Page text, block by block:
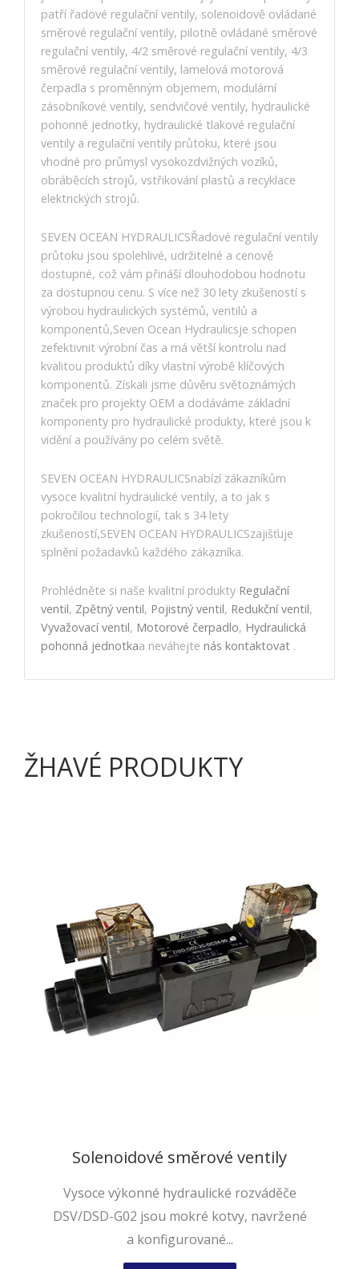
patří řadové regulační ventily, solenoidově ovládané
směrové regulační ventily, pilotně ovládané směrové
regulační ventily, 4/2 směrové regulační ventily, 4/3
směrové regulační ventily, lamelová motorová
čerpadla s proměnným objemem, modulární
zásobníkové ventily, sendvičové ventily, hydraulické
pohonné jednotky, hydraulické tlakové regulační
ventily a regulační ventily průtoku, které jsou
vhodné pro průmysl vysokozdvižných vozíků,
obráběcích strojů, vstřikování plastů a recyklace
elektrických strojů.
SEVEN OCEAN HYDRAULICSŘadové regulační ventily
průtoku jsou spolehlivé, udržitelné a cenově
dostupné, což vám přináší dlouhodobou hodnotu
za dostupnou cenu. S více než 30 lety zkušeností s
výrobou hydraulických systémů, ventilů a
komponentů,Seven Ocean Hydraulicsje schopen
zefektivnit výrobní čas a má větší kontrolu nad
kvalitou produktů díky vlastní výrobě klíčových
komponentů. Získali jsme důvěru světoznámých
značek pro projekty OEM a dodáváme základní
komponenty pro hydraulické produkty, které jsou k
vidění a používány po celém světě.
SEVEN OCEAN HYDRAULICSnabízí zákazníkům
vysoce kvalitní hydraulické ventily, a to jak s
pokročilou technologií, tak s 34 lety
zkušeností,SEVEN OCEAN HYDRAULICSzajišťuje
splnění požadavků každého zákazníka.
Prohlédněte si naše kvalitní produkty Regulační
ventil, Zpětný ventil, Pojistný ventil, Redukční ventil,
Vyvažovací ventil, Motorové čerpadlo, Hydraulická
pohonná jednotkaa neváhejte nás kontaktovat .
ŽHAVÉ PRODUKTY
Solenoidové směrové ventily
Vysoce výkonné hydraulické rozváděče
DSV/DSD-G02 jsou mokré kotvy, navržené
a konfigurované...